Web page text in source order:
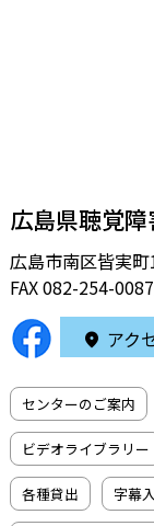
広島県聴覚
広島市南区皆実
FAX 082-254-
アク
センターのご案内
ビデオライブラリー
各種貸出 字幕